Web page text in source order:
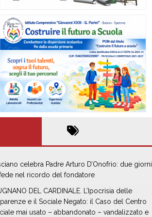
celebra Padre Arturo D’Onofrio: due giorni
nel ricordo del fondatore
DEL CARDINALE. L’Ipocrisia delle
e il Sociale Negato: il Caso del Centro
mai usato – abbandonato – vandalizzato e